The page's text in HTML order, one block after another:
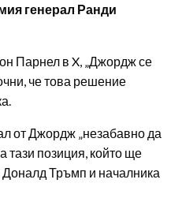
генерал Ранди
Парнел в X, „Джордж се
че това решение
от Джордж „незабавно да
тази позиция, който ще
Тръмп и началника